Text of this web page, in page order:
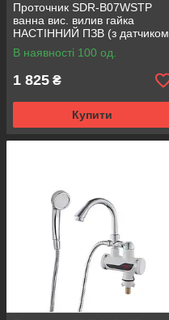
Проточник SDR-B07WSTP
ванна вис. вилив гайка
НАСТIННИЙ ПЗВ (з датчиком
темп.) {10/1}
В наявності 100 од.
1 825 ₴
Купити